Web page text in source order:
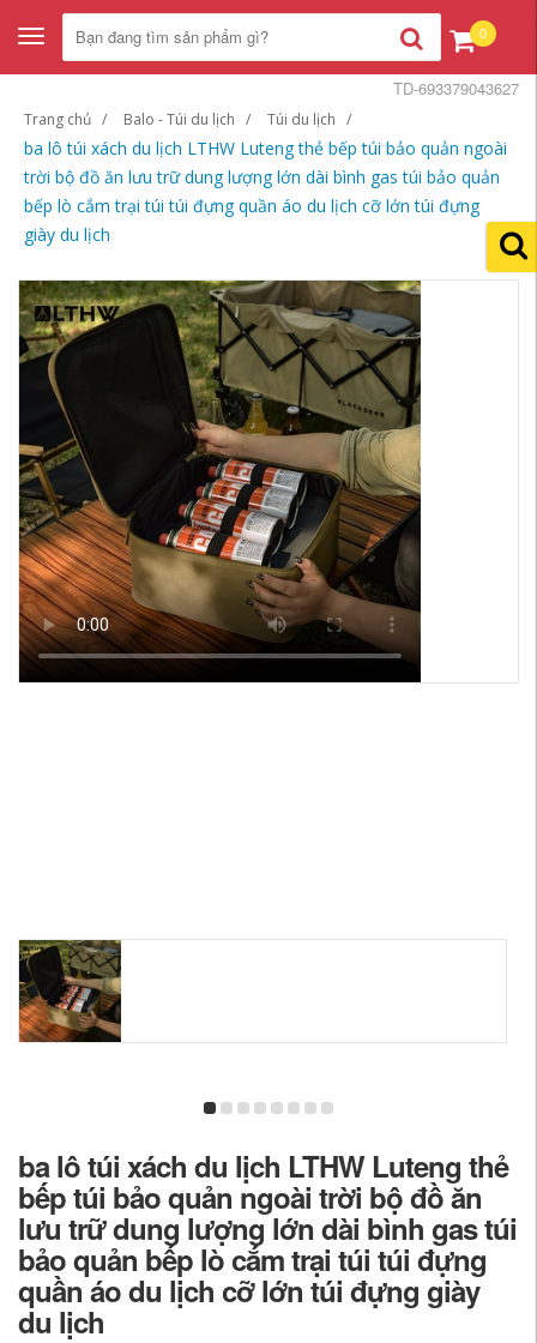
Toggle
navigation
0
Trang chủ Balo - Túi du lịch Túi du lịch
ba lô túi xách du lịch LTHW Luteng thẻ bếp túi bảo quản ngoài
trời bộ đồ ăn lưu trữ dung lượng lớn dài bình gas túi bảo quản
bếp lò cắm trại túi túi đựng quần áo du lịch cỡ lớn túi đựng
giày du lịch
TD-693379043627
ba lô túi xách du lịch LTHW Luteng thẻ
bếp túi bảo quản ngoài trời bộ đồ ăn
lưu trữ dung lượng lớn dài bình gas túi
bảo quản bếp lò cắm trại túi túi đựng
quần áo du lịch cỡ lớn túi đựng giày
du lịch